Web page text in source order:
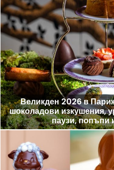
Великден 2026 в
шоколадови изкушения,
паузи, попъпи